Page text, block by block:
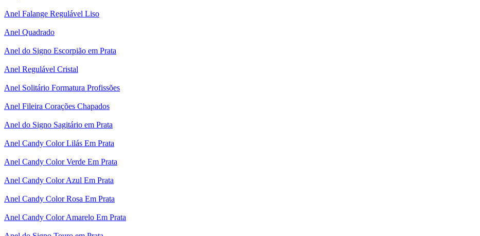
Anel Falange Regulável Liso
Anel Quadrado
Anel do Signo Escorpião em Prata
Anel Regulável Cristal
Anel Solitário Formatura Profissões
Anel Fileira Corações Chapados
Anel do Signo Sagitário em Prata
Anel Candy Color Lilás Em Prata
Anel Candy Color Verde Em Prata
Anel Candy Color Azul Em Prata
Anel Candy Color Rosa Em Prata
Anel Candy Color Amarelo Em Prata